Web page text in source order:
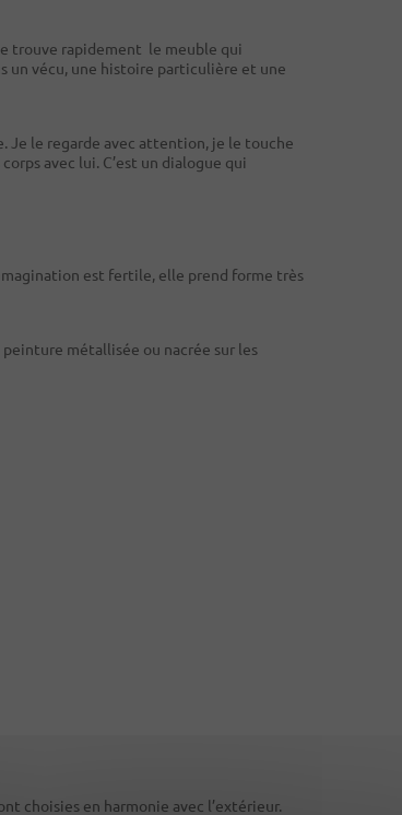
je trouve rapidement le meuble qui
un vécu, une histoire particulière et une
Je le regarde avec attention, je le touche
avec lui. C’est un dialogue qui
est fertile, elle prend forme très
métallisée ou nacrée sur les
choisies en harmonie avec l’extérieur.